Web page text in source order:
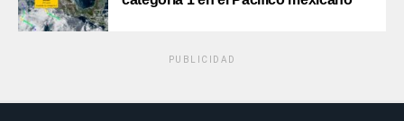
PUBLICIDAD